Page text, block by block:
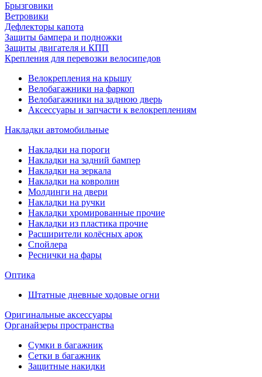
Брызговики
Ветровики
Дефлекторы капота
Защиты бампера и подножки
Защиты двигателя и КПП
Крепления для перевозки велосипедов
Велокрепления на крышу
Велобагажники на фаркоп
Велобагажники на заднюю дверь
Аксессуары и запчасти к велокреплениям
Накладки автомобильные
Накладки на пороги
Накладки на задний бампер
Накладки на зеркала
Накладки на ковролин
Молдинги на двери
Накладки на ручки
Накладки хромированные прочие
Накладки из пластика прочие
Расширители колёсных арок
Спойлера
Реснички на фары
Оптика
Штатные дневные ходовые огни
Оригинальные аксессуары
Органайзеры пространства
Сумки в багажник
Сетки в багажник
Защитные накидки